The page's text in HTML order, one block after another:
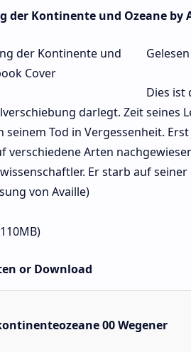
der Kontinente und Ozeane by
Dies ist
darlegt. Zeit seines
seinem Tod in Vergessenheit.
verschiedene Arten
Er starb auf
von Availle)
or Download
00 Wegener